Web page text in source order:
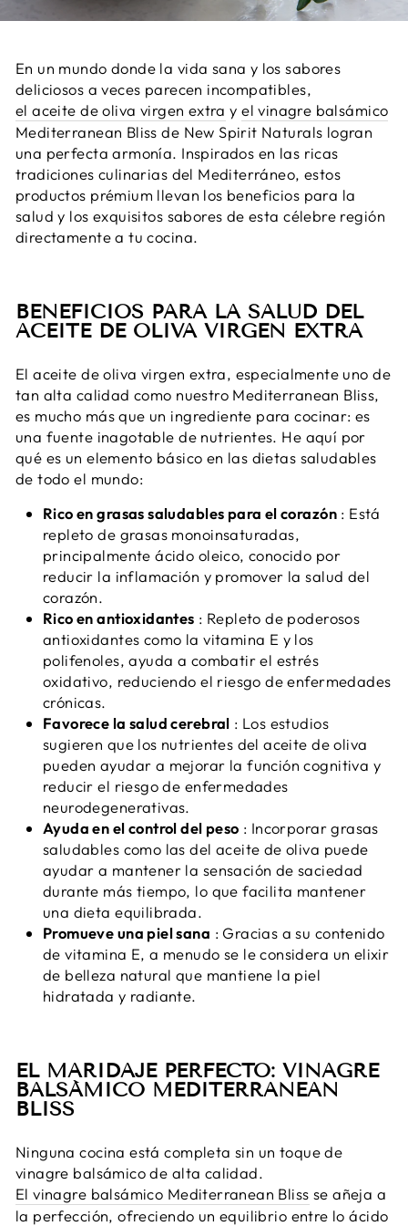
En un mundo donde la vida sana y los sabores
deliciosos a veces parecen incompatibles,
el aceite de oliva virgen extra yel vinagre balsámico
Mediterranean Bliss de New Spirit Naturals logran
una perfecta armonía. Inspirados en las ricas
tradiciones culinarias del Mediterráneo, estos
productos prémium llevan los beneficios para la
salud y los exquisitos sabores de esta célebre región
directamente a tu cocina.
BENEFICIOS PARA LA SALUD DEL
ACEITE DE OLIVA VIRGEN EXTRA
El aceite de oliva virgen extra, especialmente uno de
tan alta calidad como nuestro Mediterranean Bliss,
es mucho más que un ingrediente para cocinar: es
una fuente inagotable de nutrientes. He aquí por
qué es un elemento básico en las dietas saludables
de todo el mundo:
Rico en grasas saludables para el corazón: Está
repleto de grasas monoinsaturadas,
principalmente ácido oleico, conocido por
reducir la inflamación y promover la salud del
corazón.
Rico en antioxidantes : Repleto de poderosos
antioxidantes como la vitamina E y los
polifenoles, ayuda a combatir el estrés
oxidativo, reduciendo el riesgo de enfermedades
crónicas.
Favorece la salud cerebral : Los estudios
sugieren que los nutrientes del aceite de oliva
pueden ayudar a mejorar la función cognitiva y
reducir el riesgo de enfermedades
neurodegenerativas.
Ayuda en el control del peso : Incorporar grasas
saludables como las del aceite de oliva puede
ayudar a mantener la sensación de saciedad
durante más tiempo, lo que facilita mantener
una dieta equilibrada.
Promueve una piel sana : Gracias a su contenido
de vitamina E, a menudo se le considera un elixir
de belleza natural que mantiene la piel
hidratada y radiante.
EL MARIDAJE PERFECTO: VINAGRE
BALSÁMICO MEDITERRANEAN
BLISS
Ninguna cocina está completa sin un toque de
vinagre balsámico de alta calidad.
El vinagre balsámico Mediterranean Bliss se añeja a
la perfección, ofreciendo un equilibrio entre lo ácido